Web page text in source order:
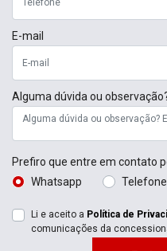
E-mail
Alguma dúvida ou
Prefiro que entre em contato
Whatsapp
Telefone
Li e aceito a Política de
comunicações da